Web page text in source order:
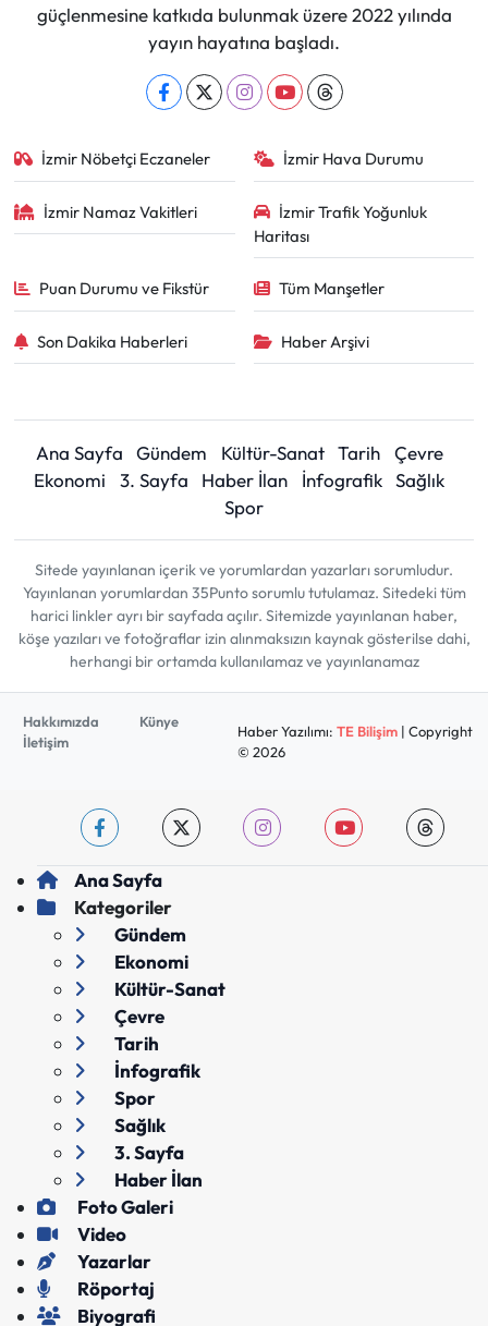
güçlenmesine katkıda bulunmak üzere 2022 yılında
yayın hayatına başladı.
İzmir Nöbetçi Eczaneler İzmir Hava Durumu
İzmir Namaz Vakitleri
İzmir Trafik Yoğunluk
Haritası
Puan Durumu ve Fikstür Tüm Manşetler
Son Dakika Haberleri Haber Arşivi
Ana Sayfa Gündem Kültür-Sanat Tarih
Çevre
Ekonomi
3. Sayfa Haber İlan İnfografik Sağlık
Spor
Sitede yayınlanan içerik ve yorumlardan yazarları sorumludur.
Yayınlanan yorumlardan 35Punto sorumlu tutulamaz. Sitedeki tüm
harici linkler ayrı bir sayfada açılır. Sitemizde yayınlanan haber,
köşe yazıları ve fotoğraflar izin alınmaksızın kaynak gösterilse dahi,
herhangi bir ortamda kullanılamaz ve yayınlanamaz
Hakkımızda
Künye
İletişim
Haber Yazılımı: TE Bilişim| Copyright
© 2026
Ana Sayfa
Kategoriler
Gündem
Ekonomi
Kültür-Sanat
Çevre
Tarih
İnfografik
Spor
Sağlık
3. Sayfa
Haber İlan
Foto Galeri
Video
Yazarlar
Röportaj
Biyografi